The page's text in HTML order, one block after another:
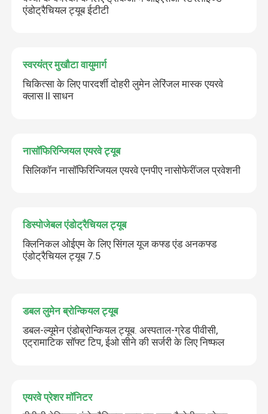
एंडोट्रैचियल ट्यूब ईटीटी
स्वरयंत्र मुखौटा वायुमार्ग
चिकित्सा के लिए पारदर्शी दोहरी लुमेन लेरिंजल मास्क एयरवे
क्लास II साधन
नासॉफिरिन्जियल एयरवे ट्यूब
सिलिकॉन नासॉफिरिन्जियल एयरवे एनपीए नासोफेरींजल प्रवेशनी
डिस्पोजेबल एंडोट्रैचियल ट्यूब
क्लिनिकल ओईएम के लिए सिंगल यूज कफ्ड एंड अनकफ्ड
एंडोट्रैचियल ट्यूब 7.5
डबल लुमेन ब्रोन्कियल ट्यूब
डबल-ल्यूमेन एंडोब्रोन्कियल ट्यूब. अस्पताल-ग्रेड पीवीसी,
एट्रामाटिक सॉफ्ट टिप, ईओ सीने की सर्जरी के लिए निष्फल
एयरवे प्रेशर मॉनिटर